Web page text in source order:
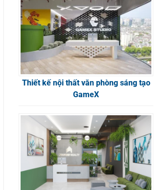
Thiết kế nội thất văn phòng sáng tạo
GameX